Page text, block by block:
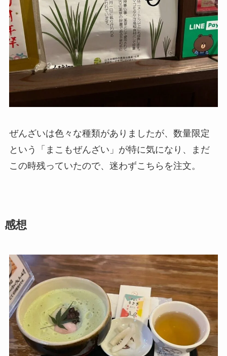
ぜんざいは色々な種類がありましたが、数量限定
という「まこもぜんざい」が特に気になり、まだ
この時残っていたので、迷わずこちらを注文。
感想